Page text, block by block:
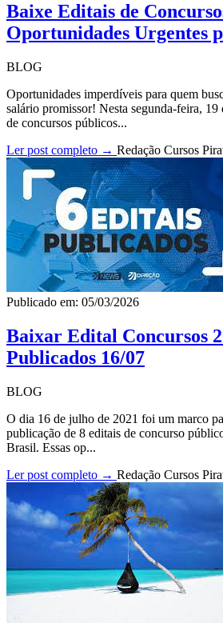
Baixe Editais de
Oportunidades Urgentes
BLOG
Oportunidades imperdíveis para quem
salário promissor! Nesta segunda-feira,
de concursos públicos...
Ler post completo → Redação Cursos
Publicado em: 05/03/2026
Baixar Edital Concursos
Publicados 16/07
BLOG
O dia 16 de julho de 2021 foi um marco
publicação de 8 editais de concurso
Brasil. Essas op...
Ler post completo → Redação Cursos